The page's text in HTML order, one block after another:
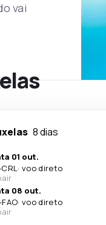
vai
8 dias
01 out.
CRL· voo direto
08 out.
FAO· voo direto